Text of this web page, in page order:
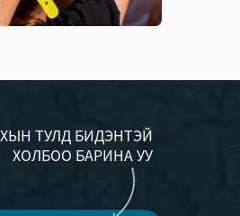
ТУЛД БИДЭНТЭЙ
ХОЛБОО БАРИНА УУ